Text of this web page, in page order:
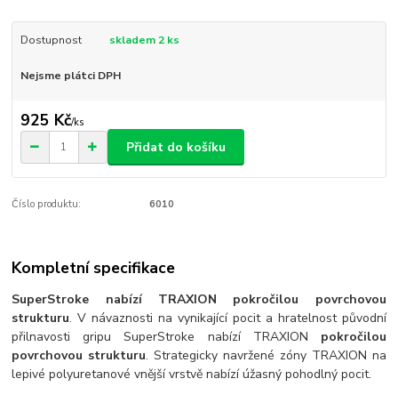
Dostupnost skladem 2 ks
Nejsme plátci DPH
925 Kč/ks
Přidat do košíku
Číslo produktu: 6010
Kompletní specifikace
SuperStroke nabízí TRAXION pokročilou povrchovou
strukturu. V návaznosti na vynikající pocit a hratelnost původní
přilnavosti gripu SuperStroke nabízí TRAXION pokročilou
povrchovou strukturu. Strategicky navržené zóny TRAXION na
lepivé polyuretanové vnější vrstvě nabízí úžasný pohodlný pocit.